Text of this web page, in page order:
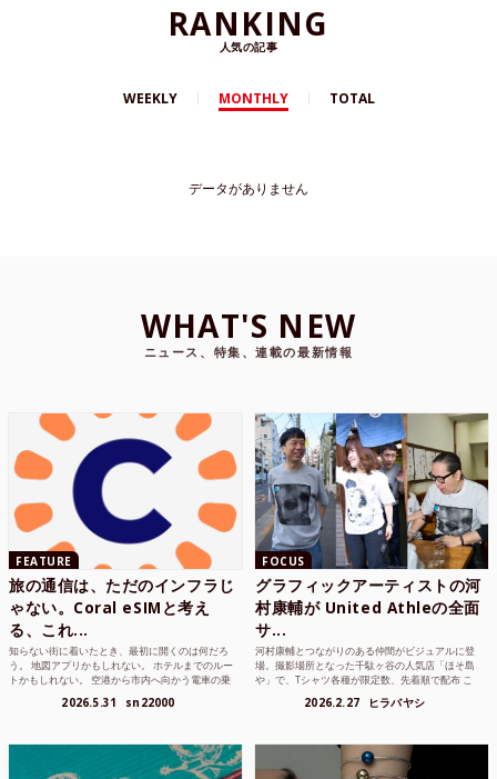
RANKING
人気の記事
WEEKLY MONTHLY TOTAL
データがありません
WHAT'S NEW
ニュース、特集、連載の最新情報
FEATURE
旅の通信は、ただのインフラじ
ゃない。Coral eSIMと考え
る、これ...
知らない街に着いたとき、最初に開くのは何だろ
う。 地図アプリかもしれない。 ホテルまでのルー
トかもしれない。 空港から市内へ向かう電車の乗
2026.5.31 sn22000
FOCUS
グラフィックアーティストの河
村康輔が United Athleの全面
サ...
河村康輔とつながりのある仲間がビジュアルに登
場。撮影場所となった千駄ヶ谷の人気店「ほそ島
や」で、Tシャツ各種が限定数、先着順で配布 こ
2026.2.27 ヒラバヤシ